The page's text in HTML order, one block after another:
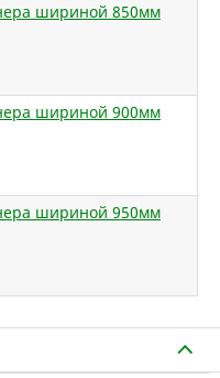
шириной 850мм
шириной 900мм
шириной 950мм